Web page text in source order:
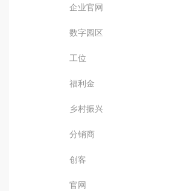
企业官网
数字园区
工位
福利金
乡村振兴
分销商
创客
官网